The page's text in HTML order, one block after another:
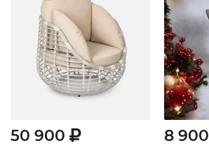
50 900 8 900